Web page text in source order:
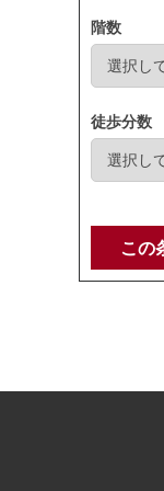
階数
徒歩分数
この